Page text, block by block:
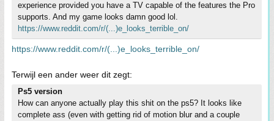
experience provided you have a TV capable of the features the Pro
supports. And my game looks damn good lol.
https://www.reddit.com/r/(...)e_looks_terrible_on/
https://www.reddit.com/r/(...)e_looks_terrible_on/
Terwijl een ander weer dit zegt:
Ps5 version
How can anyone actually play this shit on the ps5? It looks like
complete ass (even with getting rid of motion blur and a couple